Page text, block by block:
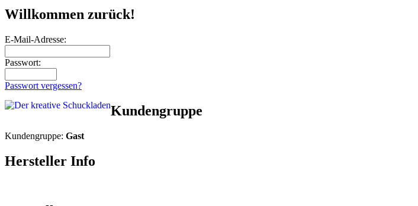
Willkommen zurück!
E-Mail-Adresse:
Passwort:
Passwort vergessen?
Kundengruppe
Kundengruppe: Gast
Hersteller Info